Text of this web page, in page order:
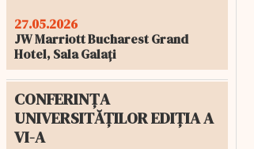
27.05.2026
JW Marriott Bucharest Grand
Hotel, Sala Galați
CONFERINȚA
UNIVERSITĂȚILOR EDIȚIA A
VI-A